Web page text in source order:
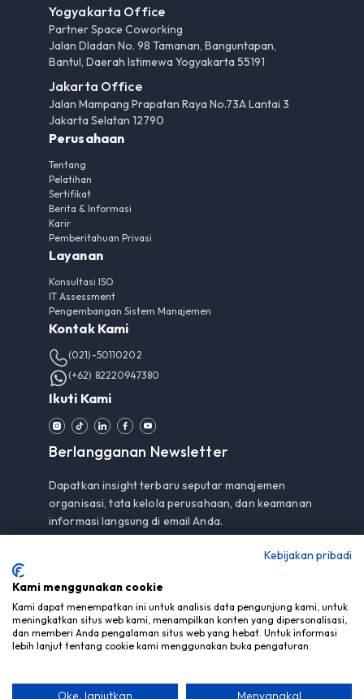
Yogyakarta Office
Partner Space Coworking
Jalan Dladan No. 98 Tamanan, Banguntapan,
Bantul, Daerah Istimewa Yogyakarta 55191
Jakarta Office
Jalan Mampang Prapatan Raya No.73A Lantai 3
Jakarta Selatan 12790
Perusahaan
Tentang
Pelatihan
Sertifikat
Berita & Informasi
Karir
Pemberitahuan Privasi
Layanan
Konsultasi ISO
IT Assessment
Pengembangan Sistem Manajemen
Kontak Kami
(021)-50110202
(+62) 82220947380
Ikuti Kami
Berlangganan Newsletter
Dapatkan insight terbaru seputar manajemen
organisasi, tata kelola perusahaan, dan keamanan
informasi langsung di email Anda.
Berlangganan
Dengan berlangganan, Anda menyetujuiPemberitahuan
Privasikami.
Kebijakan pribadi
Kami menggunakan cookie
Kami dapat menempatkan ini untuk analisis data pengunjung kami, untuk
meningkatkan situs web kami, menampilkan konten yang dipersonalisasi,
dan memberi Anda pengalaman situs web yang hebat. Untuk informasi
lebih lanjut tentang cookie kami menggunakan buka pengaturan.
Oke, lanjutkan Menyangkal